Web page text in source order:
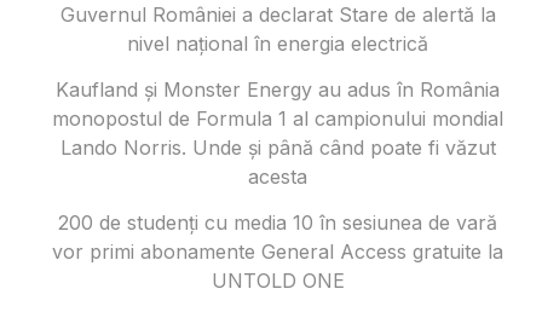
Guvernul României a declarat Stare de alertă la
nivel național în energia electrică
Kaufland și Monster Energy au adus în România
monopostul de Formula 1 al campionului mondial
Lando Norris. Unde și până când poate fi văzut
acesta
200 de studenți cu media 10 în sesiunea de vară
vor primi abonamente General Access gratuite la
UNTOLD ONE